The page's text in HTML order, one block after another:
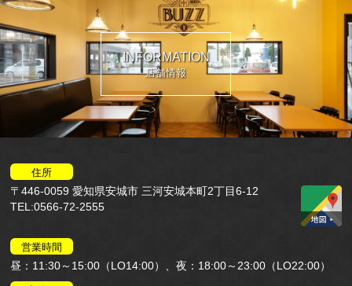
INFORMATION
店舗情報
住所
〒446-0059 愛知県安城市 三河安城本町2丁目6-12
TEL:0566-72-2555
営業時間
昼：11:30～15:00（LO14:00）、夜：18:00～23:00（LO22:00）